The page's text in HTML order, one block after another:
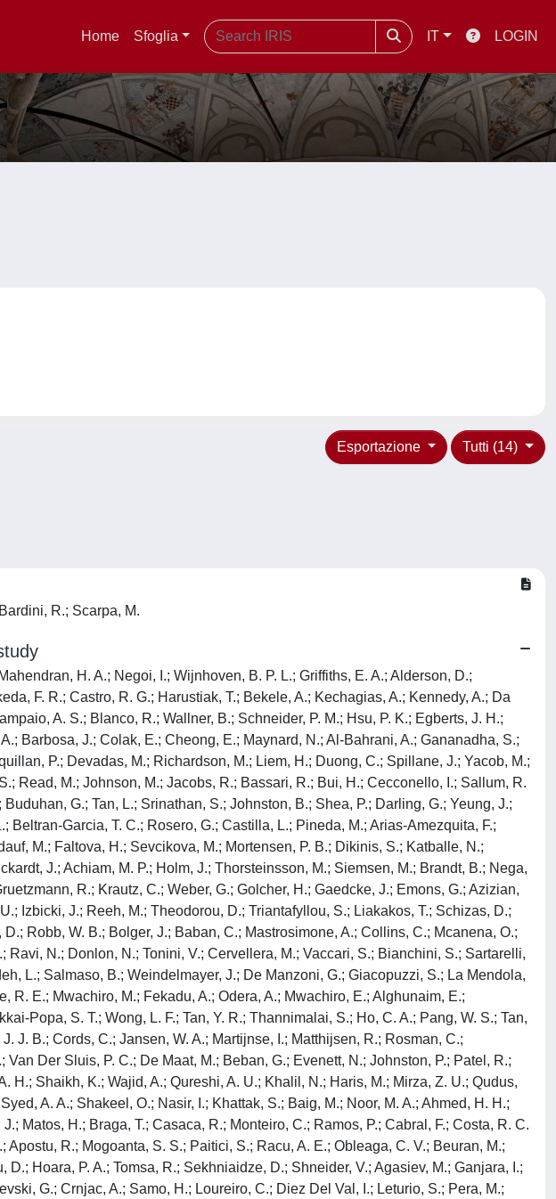
Home Sfoglia IT LOGIN
Tutti (14)
Esportazione
R.; Scarpa, M.
H. A.; Negoi, I.; Wijnhoven, B. P. L.; Griffiths, E. A.; Alderson, D.;
F. R.; Castro, R. G.; Harustiak, T.; Bekele, A.; Kechagias, A.; Kennedy, A.; Da
A. S.; Blanco, R.; Wallner, B.; Schneider, P. M.; Hsu, P. K.; Egberts, J. H.;
Barbosa, J.; Colak, E.; Cheong, E.; Maynard, N.; Al-Bahrani, A.; Gananadha, S.;
P.; Devadas, M.; Richardson, M.; Liem, H.; Duong, C.; Spillane, J.; Yacob, M.;
Read, M.; Johnson, M.; Jacobs, R.; Bassari, R.; Bui, H.; Cecconello, I.; Sallum, R.
G.; Tan, L.; Srinathan, S.; Johnston, B.; Shea, P.; Darling, G.; Yeung, J.;
Beltran-Garcia, T. C.; Rosero, G.; Castilla, L.; Pineda, M.; Arias-Amezquita, F.;
M.; Faltova, H.; Sevcikova, M.; Mortensen, P. B.; Dikinis, S.; Katballe, N.;
J.; Achiam, M. P.; Holm, J.; Thorsteinsson, M.; Siemsen, M.; Brandt, B.; Nega,
R.; Krautz, C.; Weber, G.; Golcher, H.; Gaedcke, J.; Emons, G.; Azizian,
Izbicki, J.; Reeh, M.; Theodorou, D.; Triantafyllou, S.; Liakakos, T.; Schizas, D.;
Robb, W. B.; Bolger, J.; Baban, C.; Mastrosimone, A.; Collins, C.; Mcanena, O.;
N.; Donlon, N.; Tonini, V.; Cervellera, M.; Vaccari, S.; Bianchini, S.; Sartarelli,
L.; Salmaso, B.; Weindelmayer, J.; De Manzoni, G.; Giacopuzzi, S.; La Mendola,
R. E.; Mwachiro, M.; Fekadu, A.; Odera, A.; Mwachiro, E.; Alghunaim, E.;
Popa, S. T.; Wong, L. F.; Tan, Y. R.; Thannimalai, S.; Ho, C. A.; Pang, W. S.; Tan,
J. B.; Cords, C.; Jansen, W. A.; Martijnse, I.; Matthijsen, R.; Rosman, C.;
Der Sluis, P. C.; De Maat, M.; Beban, G.; Evenett, N.; Johnston, P.; Patel, R.;
H.; Shaikh, K.; Wajid, A.; Qureshi, A. U.; Khalil, N.; Haris, M.; Mirza, Z. U.; Qudus,
A. A.; Shakeel, O.; Nasir, I.; Khattak, S.; Baig, M.; Noor, M. A.; Ahmed, H. H.;
Matos, H.; Braga, T.; Casaca, R.; Monteiro, C.; Ramos, P.; Cabral, F.; Costa, R. C.
R.; Mogoanta, S. S.; Paitici, S.; Racu, A. E.; Obleaga, C. V.; Beuran, M.;
Hoara, P. A.; Tomsa, R.; Sekhniaidze, D.; Shneider, V.; Agasiev, M.; Ganjara, I.;
G.; Crnjac, A.; Samo, H.; Loureiro, C.; Diez Del Val, I.; Leturio, S.; Pera, M.;